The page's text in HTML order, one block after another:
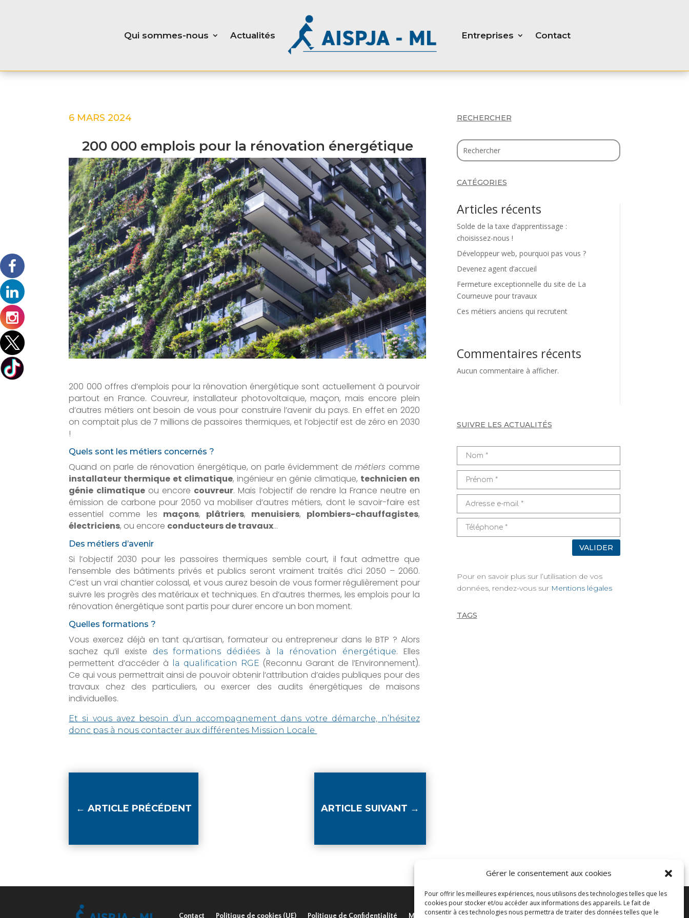
Gérer le consentement aux cookies
Pour offrir les meilleures expériences, nous utilisons des technologies telles que les
cookies pour stocker et/ou accéder aux informations des appareils. Le fait de
consentir à ces technologies nous permettra de traiter des données telles que le
Qui sommes-nous Actualités Entreprises Contact
6 MARS 2024
200 000 emplois pour la rénovation énergétique
200 000 offres d’emplois pour la rénovation énergétique sont actuellement à pourvoir
partout en France. Couvreur, installateur photovoltaïque, maçon, mais encore plein
d’autres métiers ont besoin de vous pour construire l’avenir du pays. En effet en 2020
on comptait plus de 7 millions de passoires thermiques, et l’objectif est de zéro en 2030
!
Quels sont les métiers concernés ?
Quand on parle de rénovation énergétique, on parle évidemment demétiers comme
installateur thermique et climatique, ingénieur en génie climatique, technicien en
génie climatiqueou encore couvreur. Mais l’objectif de rendre la France neutre en
émission de carbone pour 2050 va mobiliser d’autres métiers, dont le savoir-faire est
essentiel comme les maçons, plâtriers, menuisiers, plombiers-chauffagistes,
électriciens, ou encore conducteurs de travaux…
Des métiers d’avenir
Si l’objectif 2030 pour les passoires thermiques semble court, il faut admettre que
l’ensemble des bâtiments privés et publics seront vraiment traités d’ici 2050 – 2060.
C’est un vrai chantier colossal, et vous aurez besoin de vous former régulièrement pour
suivre les progrès des matériaux et techniques. En d’autres thermes, les emplois pour la
rénovation énergétique sont partis pour durer encore un bon moment.
Quelles formations ?
Vous exercez déjà en tant qu’artisan, formateur ou entrepreneur dans le BTP ? Alors
sachez qu’il existe
des formations dédiées à la rénovation énergétique. Elles
permettent d’accéder à
la qualification RGE (Reconnu Garant de l’Environnement).
Ce qui vous permettrait ainsi de pouvoir obtenir l’attribution d’aides publiques pour des
travaux chez des particuliers, ou exercer des audits énergétiques de maisons
individuelles.
Et si vous avez besoin d’un accompagnement dans votre démarche, n’hésitez
donc pas à nous contacter aux différentes Mission Locale
← ARTICLE PRÉCÉDENT ARTICLE SUIVANT →
RECHERCHER
CATÉGORIES
Articles récents
Solde de la taxe d’apprentissage :
choisissez-nous !
Développeur web, pourquoi pas vous ?
Devenez agent d’accueil
Fermeture exceptionnelle du site de La
Courneuve pour travaux
Ces métiers anciens qui recrutent
Commentaires récents
Aucun commentaire à afficher.
SUIVRE LES ACTUALITÉS
VALIDER
Pour en savoir plus sur l’utilisation de vos
données, rendez-vous sur Mentions légales
TAGS
Contact Politique de cookies (UE) Politique de Confidentialité Mentions légales